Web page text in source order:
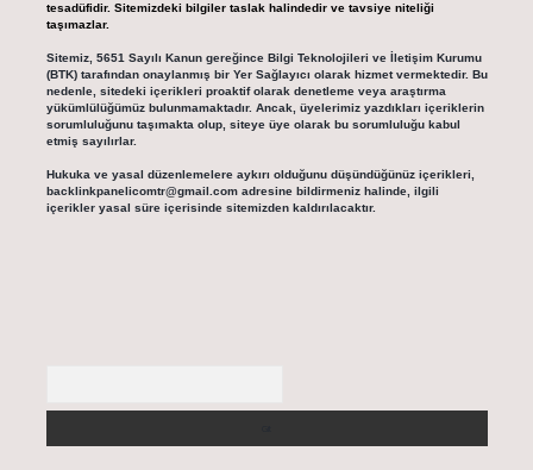
tesadüfidir. Sitemizdeki bilgiler taslak halindedir ve tavsiye niteliği
taşımazlar.
Sitemiz, 5651 Sayılı Kanun gereğince Bilgi Teknolojileri ve İletişim Kurumu
(BTK) tarafından onaylanmış bir Yer Sağlayıcı olarak hizmet vermektedir. Bu
nedenle, sitedeki içerikleri proaktif olarak denetleme veya araştırma
yükümlülüğümüz bulunmamaktadır. Ancak, üyelerimiz yazdıkları içeriklerin
sorumluluğunu taşımakta olup, siteye üye olarak bu sorumluluğu kabul
etmiş sayılırlar.
Hukuka ve yasal düzenlemelere aykırı olduğunu düşündüğünüz içerikleri,
backlinkpanelicomtr@gmail.comadresine bildirmeniz halinde, ilgili
içerikler yasal süre içerisinde sitemizden kaldırılacaktır.